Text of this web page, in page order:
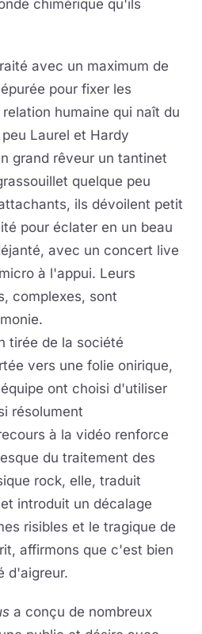
chimérique qu'ils
avec un maximum de
pour fixer les
humaine qui naît du
Laurel et Hardy
grand rêveur un tantinet
quelque peu
ils dévoilent petit
pour éclater en un beau
avec un concert live
à l'appui. Leurs
complexes, sont
tirée de la société
vers une folie onirique,
ont choisi d'utiliser
résolument
à la vidéo renforce
du traitement des
rock, elle, traduit
introduit un décalage
risibles et le tragique de
affirmons que c'est bien
d'aigreur.
a conçu de nombreux